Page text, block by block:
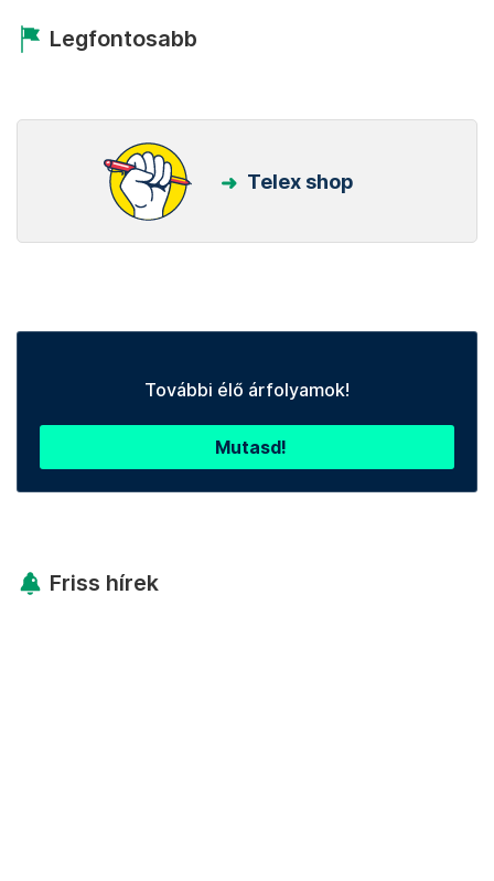
Legfontosabb
Telex shop
További élő árfolyamok!
Mutasd!
Friss hírek